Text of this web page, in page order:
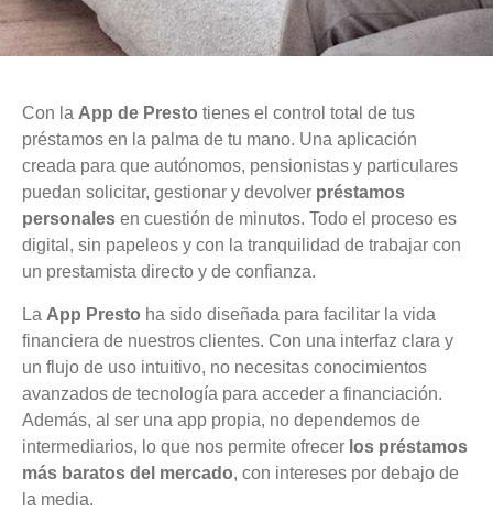
Con la App de Presto tienes el control total de tus
préstamos en la palma de tu mano. Una aplicación
creada para que autónomos, pensionistas y particulares
puedan solicitar, gestionar y devolver préstamos
personales en cuestión de minutos. Todo el proceso es
digital, sin papeleos y con la tranquilidad de trabajar con
un prestamista directo y de confianza.
La App Presto ha sido diseñada para facilitar la vida
financiera de nuestros clientes. Con una interfaz clara y
un flujo de uso intuitivo, no necesitas conocimientos
avanzados de tecnología para acceder a financiación.
Además, al ser una app propia, no dependemos de
intermediarios, lo que nos permite ofrecer los préstamos
más baratos del mercado, con intereses por debajo de
la media.